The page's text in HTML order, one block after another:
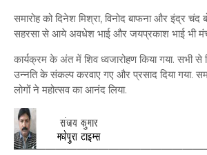
समारोह को दिनेश मिश्रा, विनोद बाफना और इंद्र चंद
सहरसा से आये अवधेश भाई और जयप्रकाश भाई भी
कार्यक्रम के अंत में शिव ध्वजारोहण किया गया. सभी
उन्नति के संकल्प करवाए गए और प्रसाद दिया गया.
लोगों ने महोत्सव का आनंद लिया.